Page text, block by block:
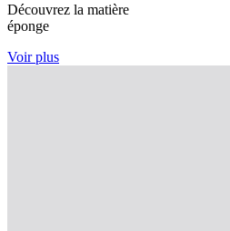
Découvrez la matière
éponge
Voir plus